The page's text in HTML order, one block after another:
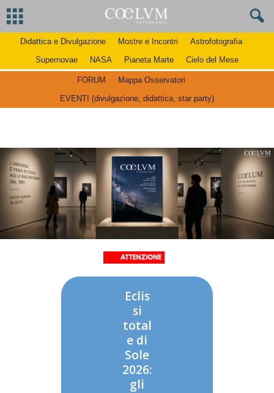
Didattica e Divulgazione Mostre e Incontri
Astrofotografia
Supernovae
NASA Pianeta Marte Cielo del Mese
FORUM
Mappa Osservatori
EVENTI (divulgazione, didattica, star party)
Eclis
si
total
e di
Sole
2026:
gli